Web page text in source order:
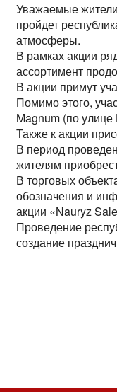
Уважаемые жители
пройдет
атмосферы.
В рамках акции
ассортимент
В акции примут
Помимо этого,
Magnum (по
Также к акции
В период
жителям
В торговых
обозначения и
акции «Nauryz
Проведение
создание